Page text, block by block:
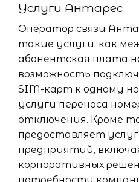
Услуги Антарес
Оператор связи
такие услуги, как
абонентская плата
возможность
SIM-карт к одному
услуги переноса
отключения. Кроме
предоставляет
предприятий,
корпоративных